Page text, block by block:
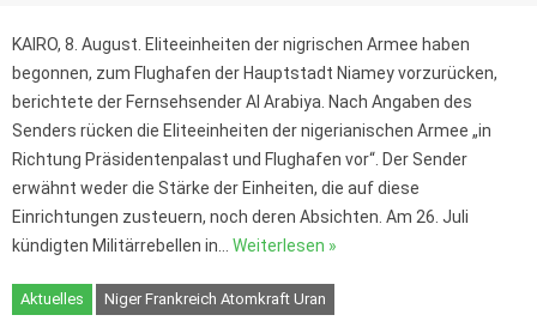
KAIRO, 8. August. Eliteeinheiten der nigrischen Armee haben
begonnen, zum Flughafen der Hauptstadt Niamey vorzurücken,
berichtete der Fernsehsender Al Arabiya. Nach Angaben des
Senders rücken die Eliteeinheiten der nigerianischen Armee „in
Richtung Präsidentenpalast und Flughafen vor“. Der Sender
erwähnt weder die Stärke der Einheiten, die auf diese
Einrichtungen zusteuern, noch deren Absichten. Am 26. Juli
kündigten Militärrebellen in… Weiterlesen »
Aktuelles Niger Frankreich Atomkraft Uran